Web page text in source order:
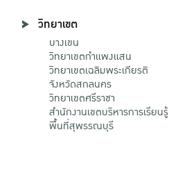
วิทยาเขต
บางเขน
วิทยาเขตกําแพงแสน
วิทยาเขตเฉลิมพระเกียรติ
จังหวัดสกลนคร
วิทยาเขตศรีราชา
สำนักงานเขตบริหารการเรียนรู้
พื้นที่สุพรรณบุรี